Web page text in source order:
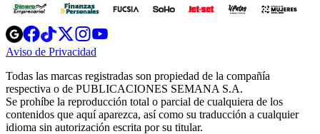
Opens
in
new
Opens
in
new
Opens
in
new
window
Opens
new
windowwindow
Aviso de Privacidad
new
window
Todas las marcas registradas son propiedad de la compañía
respectiva o de PUBLICACIONES SEMANA S.A.
Se prohíbe la reproducción total o parcial de cualquiera de los
contenidos que aquí aparezca, así como su traducción a cualquier
idioma sin autorización escrita por su titular.